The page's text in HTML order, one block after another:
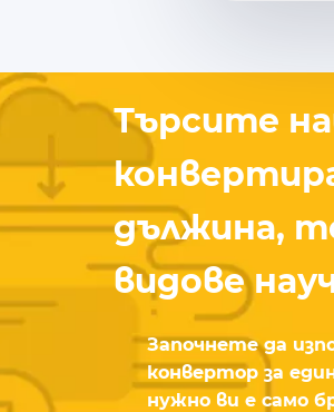
Търсите
дължина,
видове
Започнете да
конвертор за
нужно ви е само